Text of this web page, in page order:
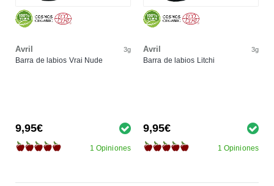
Avril 3g
Barra de labios Vrai Nude
9,95€
1 Opiniones
Avril 3g
Barra de labios Litchi
9,95€
1 Opiniones